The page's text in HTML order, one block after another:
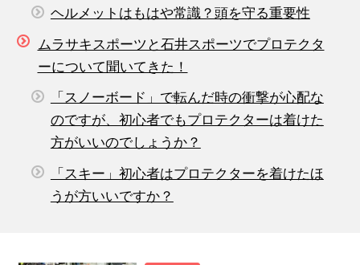
ヘルメットはもはや常識？頭を守る重要性
ムラサキスポーツと石井スポーツでプロテクタ
ーについて聞いてきた！
「スノーボード」で転んだ時の衝撃が心配な
のですが、初心者でもプロテクターは着けた
方がいいのでしょうか？
「スキー」初心者はプロテクターを着けたほ
うが方いいですか？